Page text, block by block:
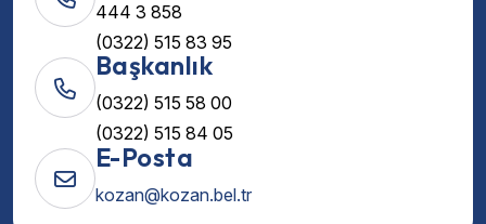
444 3 858
(0322) 515 83 95
Başkanlık
(0322) 515 58 00
(0322) 515 84 05
E-Posta
kozan@kozan.bel.tr